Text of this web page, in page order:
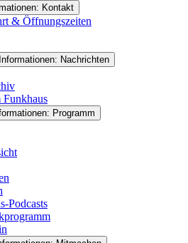
Kontakt
& Öffnungszeiten
Nachrichten
Funkhaus
Programm
Podcasts